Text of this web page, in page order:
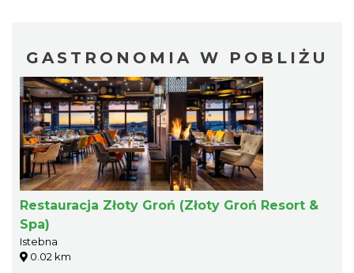
GASTRONOMIA W POBLIŻU
Restauracja Złoty Groń (Złoty Groń Resort &
Spa)
Istebna
0.02 km